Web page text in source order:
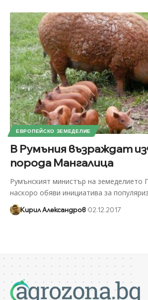
ЕВРОПЕЙСКО ЗЕМЕДЕЛИЕ
В Румъния възраждат
порода Мангалица
Румънският министър на земеделието
наскоро обяви инициатива за
Кирил Александров 02.12.2017